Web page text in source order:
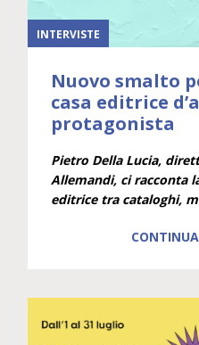
INTERVISTE
Nuovo smalto
casa editrice
protagonista
Pietro Della Lucia,
Allemandi, ci racconta
editrice tra cataloghi,